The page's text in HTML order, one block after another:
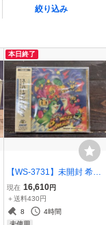
絞り込み
本日終了
【WS-3731】未開封 希少
スーパーボンバーマン3
オリジナル サウンド トラ
ック 完全版 PSCN-5025
ケース割れ 同梱可【千円
現在 16,610円
＋送料430円
8
4時間